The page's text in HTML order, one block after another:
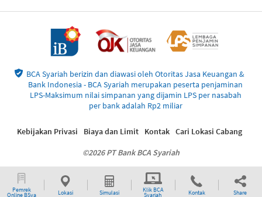
Pemrek
Online BSya Lokasi Simulasi Klik BCA
Syariah Kontak Share
BCA Syariah berizin dan diawasi oleh Otoritas Jasa Keuangan &
Bank Indonesia - BCA Syariah merupakan peserta penjaminan
LPS-Maksimum nilai simpanan yang dijamin LPS per nasabah
per bank adalah Rp2 miliar
©2026 PT Bank BCA Syariah
Kebijakan Privasi Biaya dan Limit Kontak Cari Lokasi Cabang